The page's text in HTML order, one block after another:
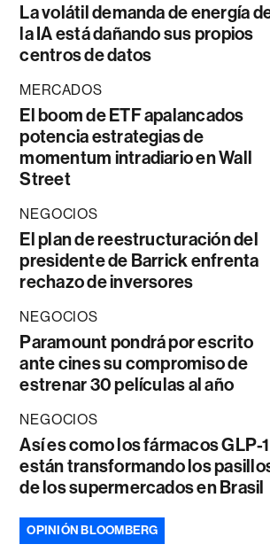
La volátil demanda de energía
la IA está dañando sus propios
centros de datos
MERCADOS
El boom de ETF apalancados
potencia estrategias de
momentum intradiario en Wall
Street
NEGOCIOS
El plan de reestructuración del
presidente de Barrick enfrenta
rechazo de inversores
NEGOCIOS
Paramount pondrá por escrito
ante cines su compromiso de
estrenar 30 películas al año
NEGOCIOS
Así es como los fármacos GLP-1
están transformando los
de los supermercados en Brasil
OPINIÓN BLOOMBERG